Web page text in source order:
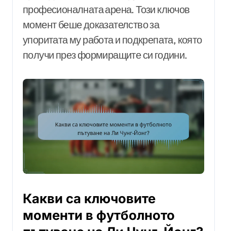
професионалната арена. Този ключов
момент беше доказателство за
упоритата му работа и подкрепата, която
получи през формиращите си години.
Какви са ключовите
моменти в футболното